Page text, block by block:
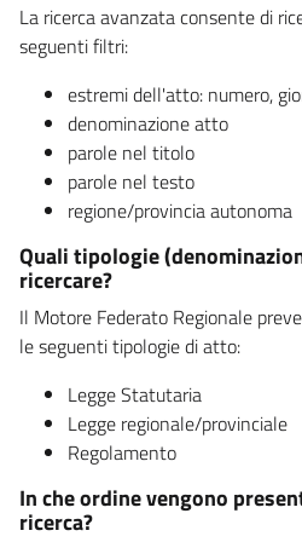
La ricerca avanzata consente di
seguenti filtri:
estremi dell'atto: numero,
denominazione atto
parole nel titolo
parole nel testo
regione/provincia autonoma
Quali tipologie
ricercare?
Il Motore Federato Regionale
le seguenti tipologie di atto:
Legge Statutaria
Legge regionale/provinciale
Regolamento
In che ordine vengono
ricerca?